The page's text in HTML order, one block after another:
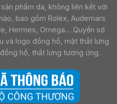
phẩm da, không liên kết với
bao gồm Rolex, Audemars
Hermes, Omega.... Quyền sở
và logo đồng hồ, mặt thắt lưng
hồ, thắt lưng tương ứng.